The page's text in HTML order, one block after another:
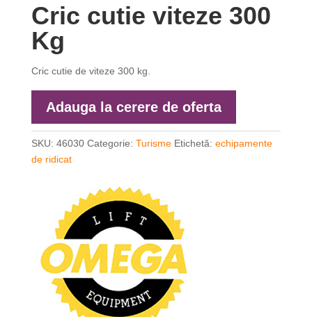
Cric cutie viteze 300
Kg
Cric cutie de viteze 300 kg.
Adauga la cerere de oferta
SKU: 46030 Categorie: Turisme Etichetă: echipamente
de ridicat